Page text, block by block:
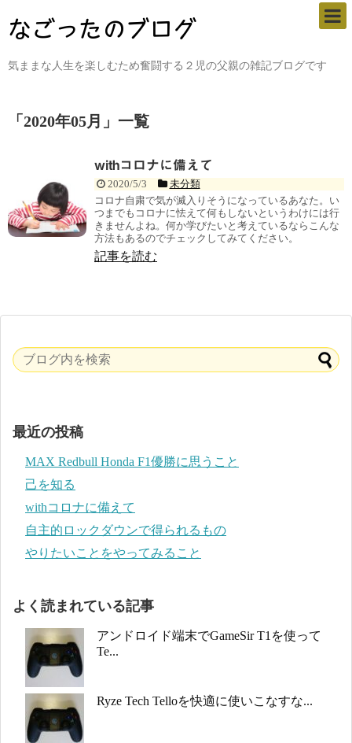
気ままな人生を楽しむため奮闘する２児の父親の雑記ブログです
「 2020年05月 」 一覧
withコロナに備えて
2020/5/3
未分類
コロナ自粛で気が滅入りそうになっているあなた。い
つまでもコロナに怯えて何もしないというわけには行
きませんよね。何か学びたいと考えているならこんな
方法もあるのでチェックしてみてください。
記事を読む
最近の投稿
MAX Redbull Honda F1優勝に思うこと
己を知る
withコロナに備えて
自主的ロックダウンで得られるもの
やりたいことをやってみること
よく読まれている記事
アンドロイド端末でGameSir T1を使って
Te...
Ryze Tech Telloを快適に使いこなすな...